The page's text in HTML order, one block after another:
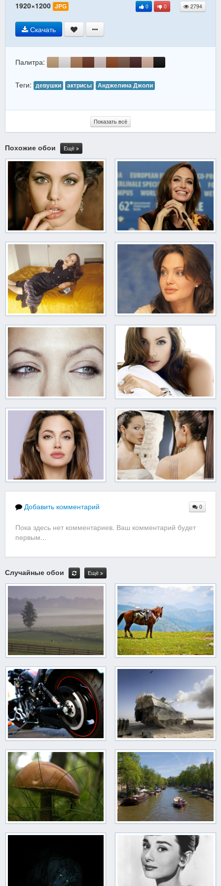
1920×1200 JPG 0 0 2794
Скачать
Палитра:
Теги: девушки актрисы Анджелина Джоли
Показать всё
Похожие обои Ещё
Добавить комментарий 0
Пока здесь нет комментариев. Ваш комментарий будет
первым...
Случайные обои Ещё